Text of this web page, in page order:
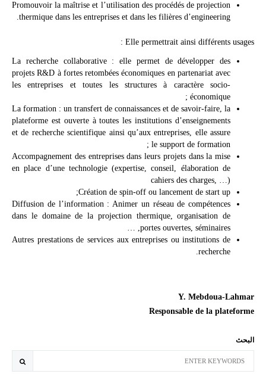
Promouvoir la maîtrise et l’utilisation des procédés de projection
thermique dans les entreprises et dans les filières d’engineering.
Elle permettrait ainsi différents usages :
La recherche collaborative : elle permet de développer des
projets R&D à fortes retombées économiques en partenariat avec
les entreprises et toutes les structures à caractère socio-
économique ;
La formation : un transfert de connaissances et de savoir-faire, la
plateforme est ouverte à toutes les institutions d’enseignements
et de recherche scientifique ainsi qu’aux entreprises, elle assure
le support de formation ;
Accompagnement des entreprises dans leurs projets dans la mise
en place d’une technologie (expertise, conseil, élaboration de
cahiers des charges, …)
Création de spin-off ou lancement de start up;
Diffusion de l’information : Animer un réseau de compétences
dans le domaine de la projection thermique, organisation de
portes ouvertes, séminaires, …
Autres prestations de services aux entreprises ou institutions de
recherche.
Y. Mebdoua-Lahmar
Responsable de la plateforme
البحث